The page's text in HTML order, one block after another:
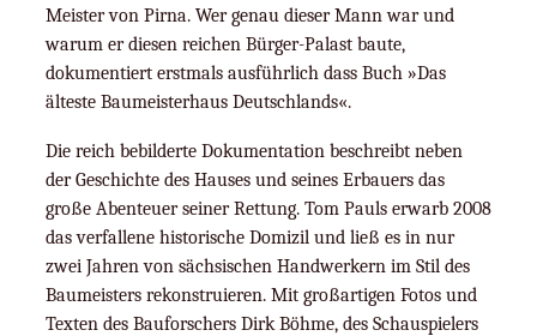
Meister von Pirna. Wer genau dieser Mann war und
warum er diesen reichen Bürger-Palast baute,
dokumentiert erstmals ausführlich dass Buch »Das
älteste Baumeisterhaus Deutschlands«.
Die reich bebilderte Dokumentation beschreibt neben
der Geschichte des Hauses und seines Erbauers das
große Abenteuer seiner Rettung. Tom Pauls erwarb 2008
das verfallene historische Domizil und ließ es in nur
zwei Jahren von sächsischen Handwerkern im Stil des
Baumeisters rekonstruieren. Mit großartigen Fotos und
Texten des Bauforschers Dirk Böhme, des Schauspielers